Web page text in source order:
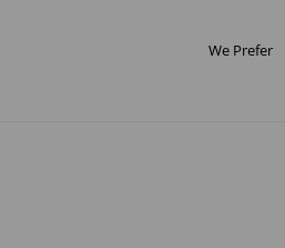
We Prefer